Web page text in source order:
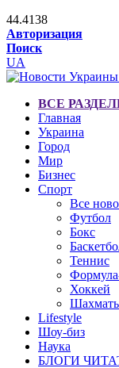
44.4138
Авторизация
Поиск
UA
ВСЕ
Главная
Украина
Город
Мир
Бизнес
Спорт
Все
Футбол
Бокс
Теннис
Хоккей
Lifestyle
Шоу-биз
Наука
БЛОГИ